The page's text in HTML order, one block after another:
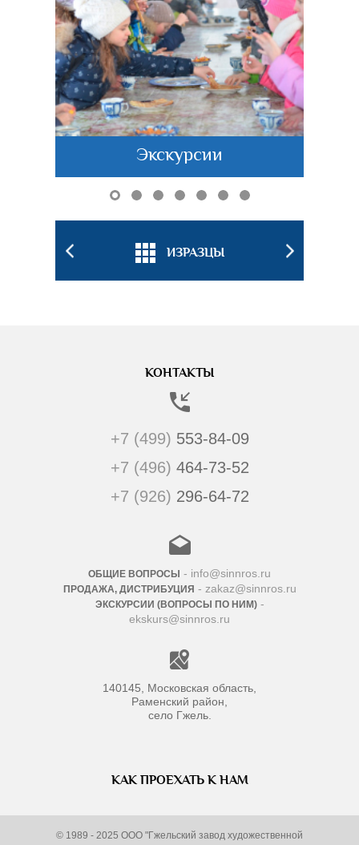
Экскурсии
ИЗРАЗЦЫ
КОНТАКТЫ
+7 (499) 553-84-09
+7 (496) 464-73-52
+7 (926) 296-64-72
ОБЩИЕ ВОПРОСЫ - info@sinnros.ru
ПРОДАЖА, ДИСТРИБУЦИЯ - zakaz@sinnros.ru
ЭКСКУРСИИ (ВОПРОСЫ ПО НИМ)-
ekskurs@sinnros.ru
140145, Московская область,
Раменский район,
село Гжель.
КАК ПРОЕХАТЬ К НАМ
© 1989 - 2025 ООО "Гжельский завод художественной